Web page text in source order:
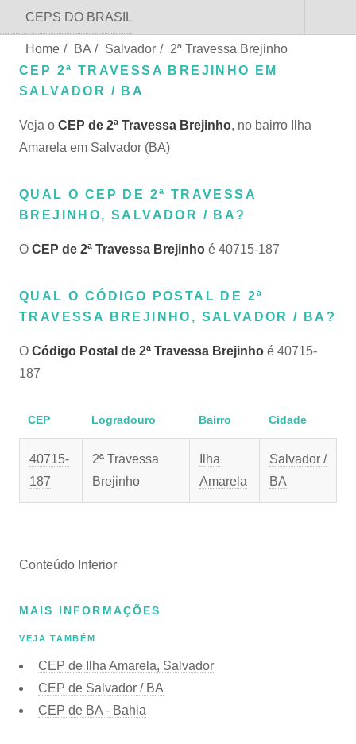
CEPS DO BRASIL
Home / BA / Salvador / 2ª Travessa Brejinho
CEP 2ª TRAVESSA BREJINHO EM
SALVADOR / BA
Veja o CEP de 2ª Travessa Brejinho, no bairro Ilha
Amarela em Salvador (BA)
QUAL O CEP DE 2ª TRAVESSA
BREJINHO, SALVADOR / BA?
O CEP de 2ª Travessa Brejinho é 40715-187
QUAL O CÓDIGO POSTAL DE 2ª
TRAVESSA BREJINHO, SALVADOR / BA?
O Código Postal de 2ª Travessa Brejinho é 40715-
187
CEP Logradouro Bairro Cidade
40715-
187
2ª Travessa
Brejinho
Ilha
Amarela
Salvador /
BA
Conteúdo Inferior
MAIS INFORMAÇÕES
VEJA TAMBÉM
CEP de Ilha Amarela, Salvador
CEP de Salvador / BA
CEP de BA - Bahia